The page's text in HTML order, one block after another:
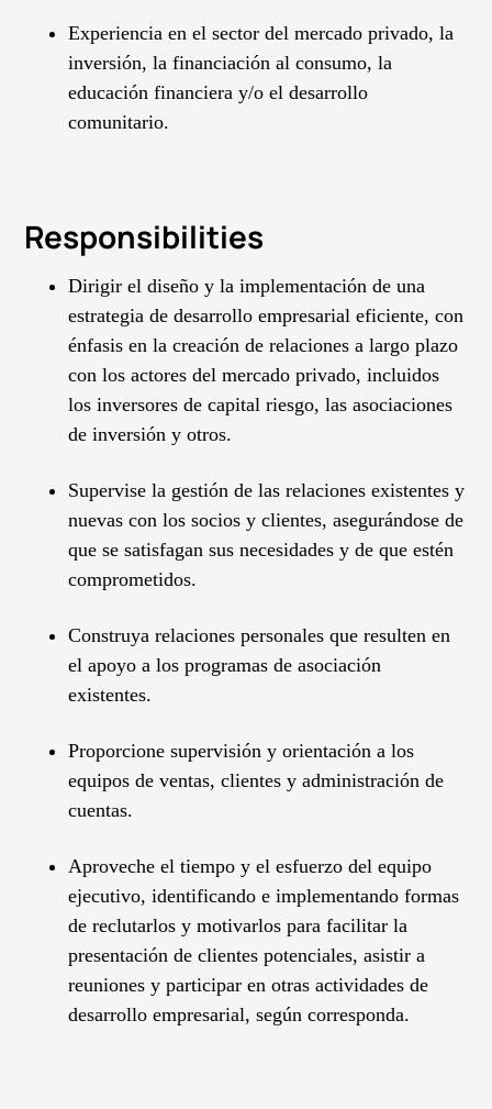
Experiencia en el sector del mercado privado, la
inversión, la financiación al consumo, la
educación financiera y/o el desarrollo
comunitario.
Responsibilities
Dirigir el diseño y la implementación de una
estrategia de desarrollo empresarial eficiente, con
énfasis en la creación de relaciones a largo plazo
con los actores del mercado privado, incluidos
los inversores de capital riesgo, las asociaciones
de inversión y otros.
Supervise la gestión de las relaciones existentes y
nuevas con los socios y clientes, asegurándose de
que se satisfagan sus necesidades y de que estén
comprometidos.
Construya relaciones personales que resulten en
el apoyo a los programas de asociación
existentes.
Proporcione supervisión y orientación a los
equipos de ventas, clientes y administración de
cuentas.
Aproveche el tiempo y el esfuerzo del equipo
ejecutivo, identificando e implementando formas
de reclutarlos y motivarlos para facilitar la
presentación de clientes potenciales, asistir a
reuniones y participar en otras actividades de
desarrollo empresarial, según corresponda.